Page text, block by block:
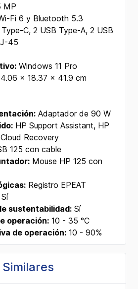
MP
Fi 6 y Bluetooth 5.3
Type-C, 2 USB Type-A, 2 USB
45
Windows 11 Pro
x 18.37 x 41.9 cm
Adaptador de 90 W
HP Support Assistant, HP
Recovery
125 con cable
Mouse HP 125 con
Registro EPEAT
Sí
sustentabilidad: Sí
operación: 10 - 35 °C
de operación: 10 - 90%